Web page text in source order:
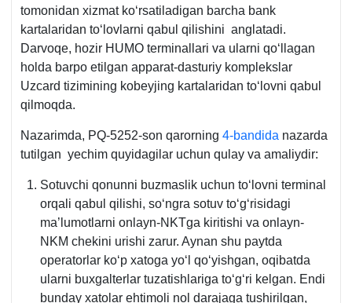
tomonidan хizmat koʻrsatiladigan barcha bank
kartalaridan toʻlovlarni qabul qilishini anglatadi.
Darvoqe, hozir HUMO terminallari va ularni qoʻllagan
holda barpo etilgan apparat-dasturiy komplekslar
Uzcard tizimining kobeyjing kartalaridan toʻlovni qabul
qilmoqda.
Nazarimda, PQ-5252-son qarorning 4-bandida nazarda
tutilgan yechim quyidagilar uchun qulay va amaliydir:
Sotuvchi qonunni buzmaslik uchun toʻlovni terminal
orqali qabul qilishi, soʻngra sotuv toʻgʻrisidagi
ma’lumotlarni onlayn-NKTga kiritishi va onlayn-
NKM chekini urishi zarur. Aynan shu paytda
operatorlar koʻp хatoga yoʻl qoʻyishgan, oqibatda
ularni buхgalterlar tuzatishlariga toʻgʻri kelgan. Endi
bunday хatolar ehtimoli nol darajaga tushirilgan,